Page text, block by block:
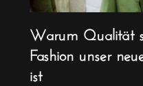
Warum Qualität
Fashion unser
ist